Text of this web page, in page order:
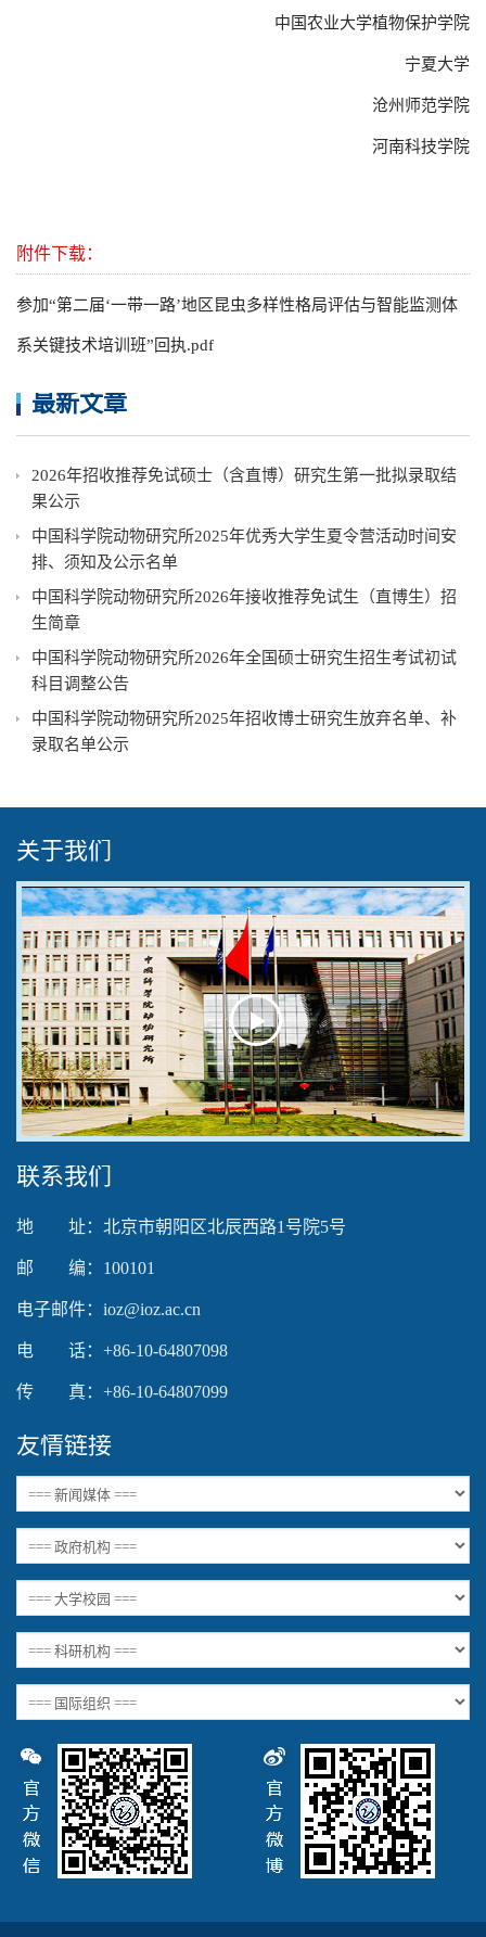
中国农业大学植物保护学院
宁夏大学
沧州师范学院
河南科技学院
附件下载：
参加“第二届‘一带一路’地区昆虫多样性格局评估与智能监测体
系关键技术培训班”回执.pdf
最新文章
2026年招收推荐免试硕士（含直博）研究生第一批拟录取结
果公示
中国科学院动物研究所2025年优秀大学生夏令营活动时间安
排、须知及公示名单
中国科学院动物研究所2026年接收推荐免试生（直博生）招
生简章
中国科学院动物研究所2026年全国硕士研究生招生考试初试
科目调整公告
中国科学院动物研究所2025年招收博士研究生放弃名单、补
录取名单公示
关于我们
Play
Video
联系我们
地 址：北京市朝阳区北辰西路1号院5号
邮 编：100101
电子邮件：ioz@ioz.ac.cn
电 话：+86-10-64807098
传 真：+86-10-64807099
友情链接